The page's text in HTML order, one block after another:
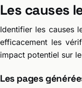
Les causes
Identifier les causes
efficacement les
impact potentiel sur
Les pages